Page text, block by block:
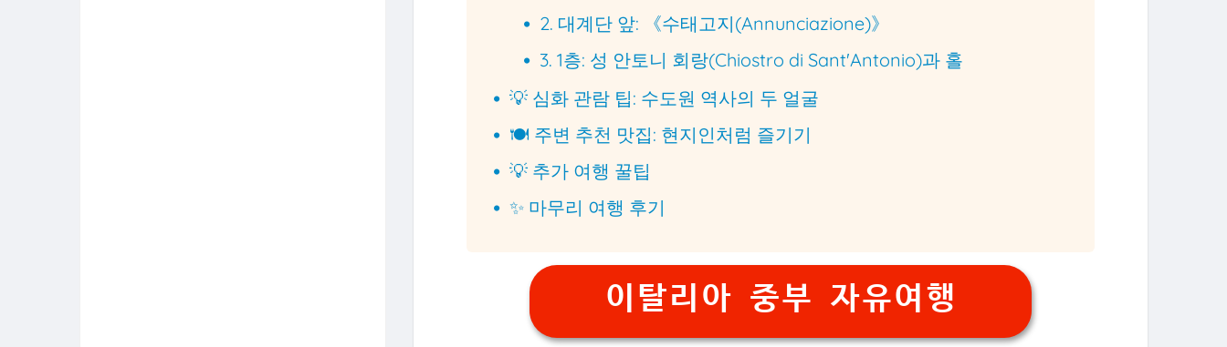
2. 대계단 앞: 《수태고지(Annunciazione)》
3. 1층: 성 안토니 회랑(Chiostro di Sant'Antonio)과 홀
💡 심화 관람 팁: 수도원 역사의 두 얼굴
🍽️ 주변 추천 맛집: 현지인처럼 즐기기
💡 추가 여행 꿀팁
✨ 마무리 여행 후기
이탈리아 중부 자유여행